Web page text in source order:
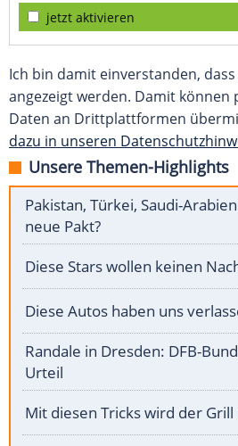
jetzt aktivieren
Ich bin damit einverstanden,
angezeigt werden. Damit können
Daten an Drittplattformen
dazu in unseren
Unsere Themen-Highlights
Pakistan, Türkei, Saudi-
neue Pakt?
Diese Stars wollen keinen
Diese Autos haben uns
Randale in Dresden: DFB-
Urteil
Mit diesen Tricks wird der